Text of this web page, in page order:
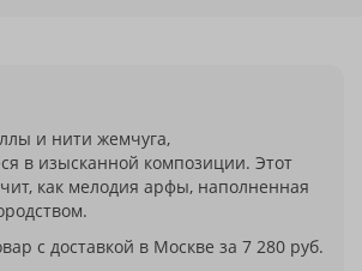
и нити жемчуга,
в изысканной композиции. Этот
как мелодия арфы, наполненная
с доставкой в Москве за 7 280 руб.